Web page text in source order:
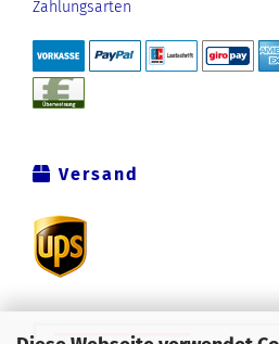
Zahlungsarten
Versand